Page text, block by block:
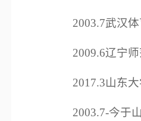
2003.7武汉
2009.6辽宁
2017.3山东
2003.7-今于